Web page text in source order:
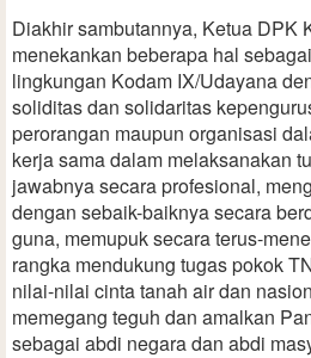
Diakhir sambutannya, Ketua DPK
menekankan beberapa hal
lingkungan Kodam IX/Udayana
soliditas dan solidaritas
perorangan maupun organisasi
kerja sama dalam melaksanakan
jawabnya secara profesional,
dengan sebaik-baiknya secara
guna, memupuk secara terus-
rangka mendukung tugas pokok
nilai-nilai cinta tanah air dan
memegang teguh dan amalkan
sebagai abdi negara dan abdi